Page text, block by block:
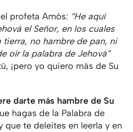
profeta Amós: “He aquí
el Señor, en los cuales
tierra, no hambre de pan, ni
oír la palabra de Jehová”
¡pero yo quiero más de Su
darte más hambre de Su
hagas de la Palabra de
que te deleites en leerla y en